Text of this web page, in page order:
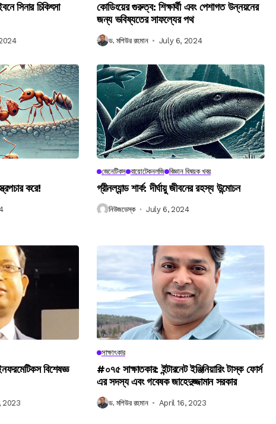
সিনার চিকিৎসা
কোডিংয়ের গুরুত্ব: শিক্ষার্থী এবং পেশাগত উন্নয়নের
জন্য ভবিষ্যতের সাফল্যের পথ
ড. মশিউর রহমান July 6, 2024
করে!
জেনেটিকস বায়োটেকনলজি বিজ্ঞান বিষয়ক খবর
গ্রীনল্যান্ড শার্ক: দীর্ঘায়ু জীবনের রহস্য উন্মোচন
নিউজডেস্ক July 6, 2024
বিশেষজ্ঞ
2023
সাক্ষাৎকার
#০৭৫ সাক্ষাতকার: ইন্টারনেট ইঞ্জিনিয়ারিং টাস্ক ফোর্স
এর সদস্য এবং গবেষক জাহেদুজ্জামান সরকার
ড. মশিউর রহমান April 16, 2023